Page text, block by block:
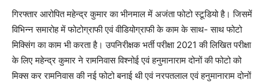
गिरफ्तार आरोपित महेन्द्र कुमार का भीनमाल में अजंता फोटो स्टूडियो है। जिसमें
विभिन्न समारोह में फोटोग्राफी एवं वीडियोग्राफी के काम के साथ- साथ फोटो
मिक्सिंग का काम भी करता है। उपनिरीक्षक भर्ती परीक्षा 2021 की लिखित परीक्षा
के लिए महेन्द्र कुमार ने रामनिवास विश्नोई एवं हनुमानाराम दोनों की फोटो को
मिक्स कर रामनिवास की नई फोटो बनाई थी एवं नरपतलाल एवं हनुमानाराम दोनों